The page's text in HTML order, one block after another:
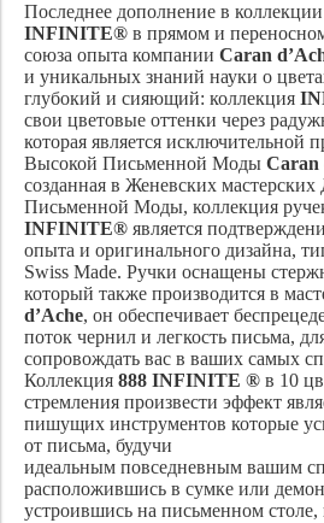
Последнее дополнение в
INFINITE® в прямом и
союза опыта компании Caran
и уникальных знаний науки о
глубокий и сияющий: коллекция
свои цветовые оттенки через
которая является исключительной
Высокой Письменной Моды Caran
созданная в Женевских
Письменной Моды, коллекция
INFINITE® является
опыта и оригинального дизайна,
Swiss Made. Ручки оснащены
который также производится в
d’Ache, он обеспечивает
поток чернил и легкость письма,
сопровождать вас в ваших самых
Коллекция 888 INFINITE ® в 10
стремления произвести эффект
пишущих инструментов которые
от письма, будучи
идеальным повседневным вашим
расположившись в сумке или
устроившись на письменном столе,